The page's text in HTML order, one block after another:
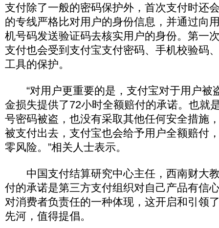
支付除了一般的密码保护外，首次支付时还
的专线严格比对用户的身份信息，并通过向
机号码发送验证码去核实用户的身份。第一
支付也会受到支付宝支付密码、手机校验码
工具的保护。
“对用户更重要的是，支付宝对于用户被
金损失提供了72小时全额赔付的承诺。也就
号密码被盗，也没有采取其他任何安全措施
被支付出去，支付宝也会给予用户全额赔付
零风险。”相关人士表示。
中国支付结算研究中心主任，西南财大
付的承诺是第三方支付组织对自己产品有信
对消费者负责任的一种体现，这开启和引领
先河，值得提倡。